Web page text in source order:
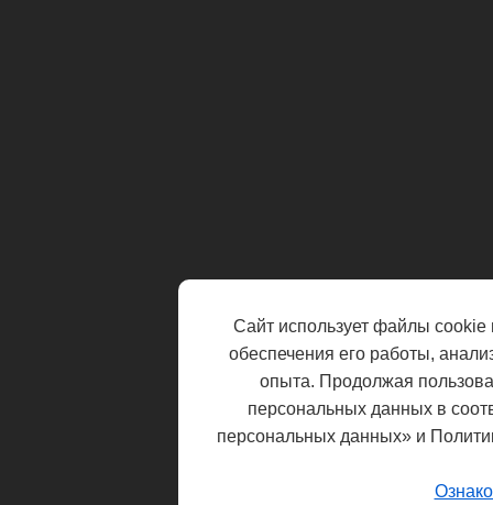
Сайт использует файлы cookie
обеспечения его работы,
опыта. Продолжая
персональных данных в
персональных данных» и